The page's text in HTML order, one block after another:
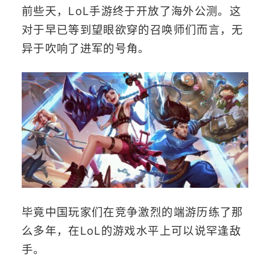
PVP
怀旧 5v5
前些天，LoL手游终于开放了海外公测。这
对于早已等到望眼欲穿的召唤师们而言，无
异于吹响了进军的号角。
毕竟中国玩家们在竞争激烈的端游历练了那
么多年，在LoL的游戏水平上可以说罕逢敌
手。